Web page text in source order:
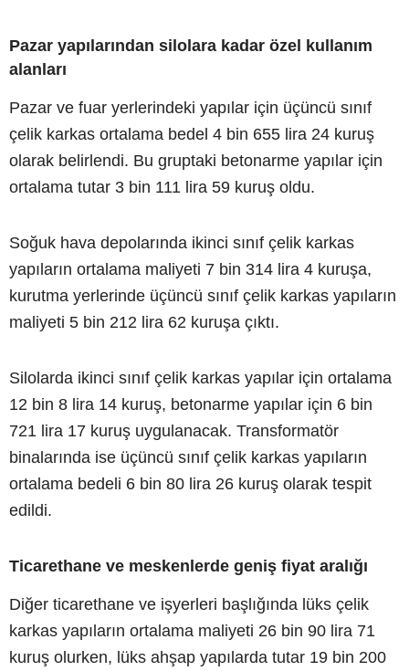
Pazar yapılarından silolara kadar özel kullanım
alanları
Pazar ve fuar yerlerindeki yapılar için üçüncü sınıf
çelik karkas ortalama bedel 4 bin 655 lira 24 kuruş
olarak belirlendi. Bu gruptaki betonarme yapılar için
ortalama tutar 3 bin 111 lira 59 kuruş oldu.
Soğuk hava depolarında ikinci sınıf çelik karkas
yapıların ortalama maliyeti 7 bin 314 lira 4 kuruşa,
kurutma yerlerinde üçüncü sınıf çelik karkas yapıların
maliyeti 5 bin 212 lira 62 kuruşa çıktı.
Silolarda ikinci sınıf çelik karkas yapılar için ortalama
12 bin 8 lira 14 kuruş, betonarme yapılar için 6 bin
721 lira 17 kuruş uygulanacak. Transformatör
binalarında ise üçüncü sınıf çelik karkas yapıların
ortalama bedeli 6 bin 80 lira 26 kuruş olarak tespit
edildi.
Ticarethane ve meskenlerde geniş fiyat aralığı
Diğer ticarethane ve işyerleri başlığında lüks çelik
karkas yapıların ortalama maliyeti 26 bin 90 lira 71
kuruş olurken, lüks ahşap yapılarda tutar 19 bin 200